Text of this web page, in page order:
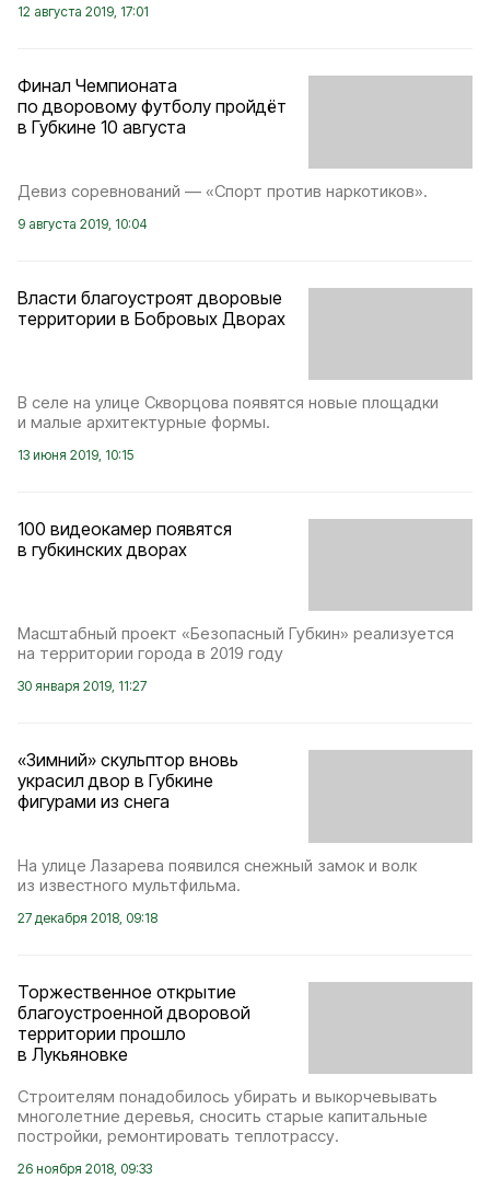
12 августа 2019, 17:01
Финал Чемпионата
по дворовому футболу пройдёт
в Губкине 10 августа
Девиз соревнований — «Спорт против наркотиков».
9 августа 2019, 10:04
Власти благоустроят дворовые
территории в Бобровых Дворах
В селе на улице Скворцова появятся новые площадки
и малые архитектурные формы.
13 июня 2019, 10:15
100 видеокамер появятся
в губкинских дворах
Масштабный проект «Безопасный Губкин» реализуется
на территории города в 2019 году
30 января 2019, 11:27
«Зимний» скульптор вновь
украсил двор в Губкине
фигурами из снега
На улице Лазарева появился снежный замок и волк
из известного мультфильма.
27 декабря 2018, 09:18
Торжественное открытие
благоустроенной дворовой
территории прошло
в Лукьяновке
Строителям понадобилось убирать и выкорчевывать
многолетние деревья, сносить старые капитальные
постройки, ремонтировать теплотрассу.
26 ноября 2018, 09:33